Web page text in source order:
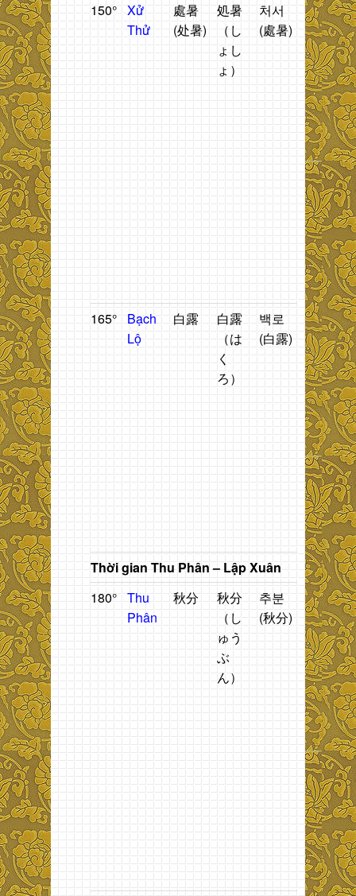
150° Xử
Thử
處暑
(处暑)
処暑
（し
ょし
ょ）
처서
(處暑)
Mưa
ngâu.
165°
Bạch
Lộ
白露
白露
（は
く
ろ）
백로
(白露)
Nắng
nhạt.
Thời gian Thu Phân – Lập Xuân
180° Thu
Phân
秋分
秋分
（し
ゅう
ぶ
ん）
추분
(秋分)
Thời
gian
giữa
mùa
thu.